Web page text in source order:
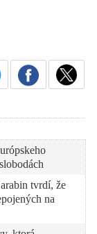
tvrdí, že
na